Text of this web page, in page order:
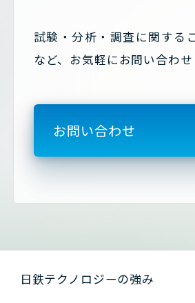
試験・分析・調査に関する
など、お気軽にお問い合わせ
お問い合わせ
日鉄テクノロジーの強み